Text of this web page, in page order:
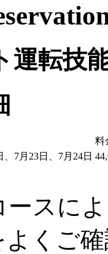
運転技
料
、7月23日、7月24日
ースに
よくご